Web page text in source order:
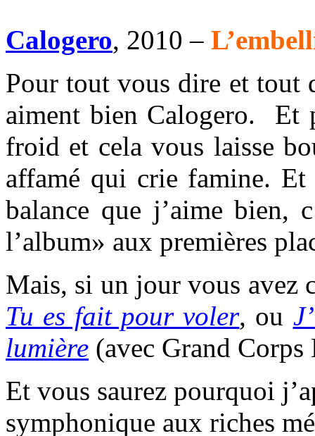
Calogero, 2010 –
Pour tout vous dire et tout
aiment bien Calogero.
froid et cela vous laisse
affamé qui crie famine.
balance que j’aime bien,
l’album» aux premières
Mais, si un jour vous avez
Tu es fait pour voler, ou
lumière (avec Grand Corps
Et vous saurez pourquoi
symphonique aux riches